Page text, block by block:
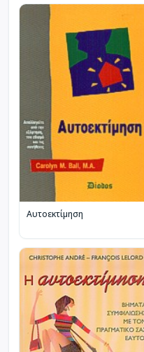
Αυτοεκτίμηση